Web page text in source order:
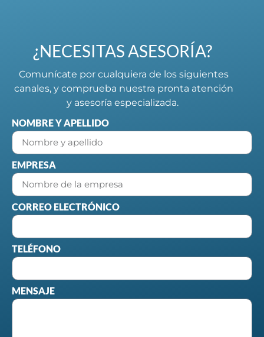
¿NECESITAS ASESORÍA?
Comunícate por cualquiera de los siguientes
canales, y comprueba nuestra pronta atención
y asesoría especializada.
NOMBRE Y APELLIDO
EMPRESA
CORREO ELECTRÓNICO
TELÉFONO
MENSAJE